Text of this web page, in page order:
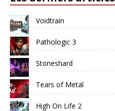
Voidtrain
Pathologic 3
Stoneshard
Tears of Metal
High On Life 2